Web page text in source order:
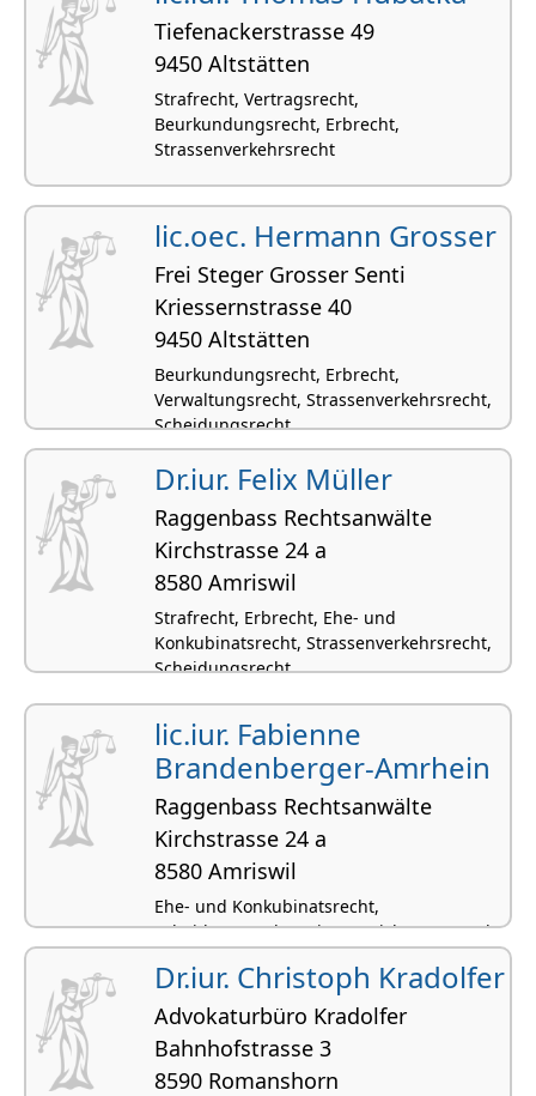
Tiefenackerstrasse 49
9450 Altstätten
Strafrecht, Vertragsrecht,
Beurkundungsrecht, Erbrecht,
Strassenverkehrsrecht
lic.oec. Hermann Grosser
Frei Steger Grosser Senti
Kriessernstrasse 40
9450 Altstätten
Beurkundungsrecht, Erbrecht,
Verwaltungsrecht, Strassenverkehrsrecht,
Scheidungsrecht
Dr.iur. Felix Müller
Raggenbass Rechtsanwälte
Kirchstrasse 24 a
8580 Amriswil
Strafrecht, Erbrecht, Ehe- und
Konkubinatsrecht, Strassenverkehrsrecht,
Scheidungsrecht
lic.iur. Fabienne
Brandenberger-Amrhein
Raggenbass Rechtsanwälte
Kirchstrasse 24 a
8580 Amriswil
Ehe- und Konkubinatsrecht,
Scheidungsrecht, Privatversicherungsrecht,
Opferhilferecht, Haftpflichtrecht
Dr.iur. Christoph Kradolfer
Advokaturbüro Kradolfer
Bahnhofstrasse 3
8590 Romanshorn